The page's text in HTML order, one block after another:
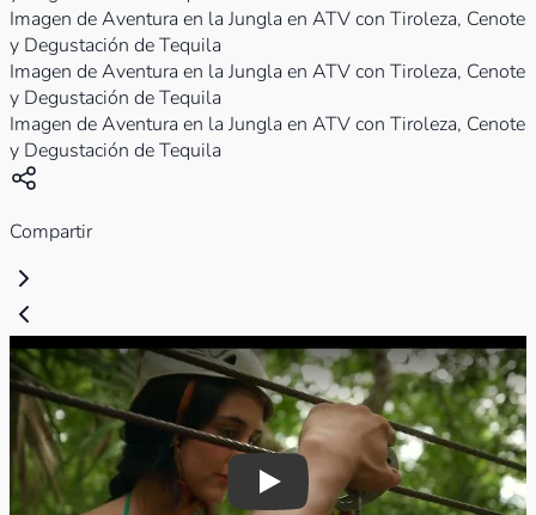
Imagen de Aventura en la Jungla en ATV con Tiroleza, Cenote
y Degustación de Tequila
Imagen de Aventura en la Jungla en ATV con Tiroleza, Cenote
y Degustación de Tequila
Imagen de Aventura en la Jungla en ATV con Tiroleza, Cenote
y Degustación de Tequila
Compartir
Play